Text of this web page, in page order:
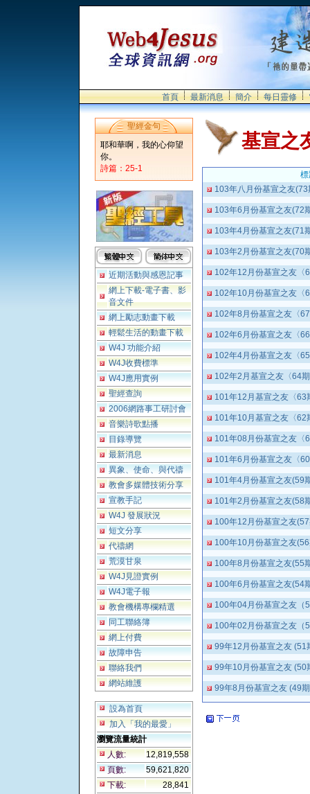
首頁 最新消息 簡介 每日靈修
聖經金句
耶和華啊，我的心仰望
你。
詩篇：25-1
近期活動與感恩記事
網上下載-電子書、影
音文件
網上勵志動畫下載
輕鬆生活的動畫下載
W4J 功能介紹
W4J收費標準
W4J應用實例
聖經查詢
2006網路事工研討會
音樂詩歌點播
目錄導覽
最新消息
異象、使命、與代禱
教會多媒體技術分享
宣教手記
W4J 發展狀況
短文分享
代禱網
荒漠甘泉
W4J見證實例
W4J電子報
教會機構專欄精選
同工聯絡簿
網上付費
故障申告
聯絡我們
網站維護
設為首頁
加入「我的最愛」
瀏覽流量統計
人數:
12,819,558
頁數:
59,621,820
下載:
28,841
基宣之
標
103年八月份基宣之友
103年6月份基宣之友(72
103年4月份基宣之友(71
103年2月份基宣之友(70
102年12月份基宣之友〈
102年10月份基宣之友〈
102年8月份基宣之友〈
102年6月份基宣之友〈
102年4月份基宣之友〈
102年2月基宣之友〈64
101年12月基宣之友〈63
101年10月基宣之友〈62
101年08月份基宣之友〈
101年6月份基宣之友〈
101年4月份基宣之友(59
101年2月份基宣之友(58
100年12月份基宣之友
100年10月份基宣之友
100年8月份基宣之友(55
100年6月份基宣之友(54
100年04月份基宣之友（
100年02月份基宣之友
99年12月份基宣之友 (51
99年10月份基宣之友 (50
99年8月份基宣之友 (49